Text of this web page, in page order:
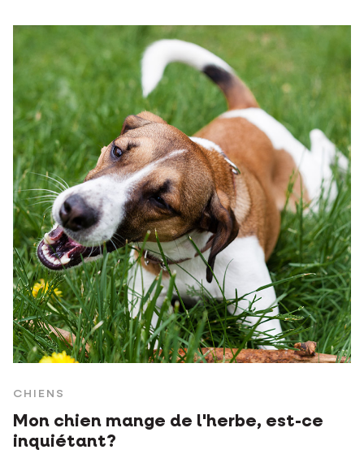
CHIENS
Mon chien mange de l'herbe, est-ce
inquiétant?